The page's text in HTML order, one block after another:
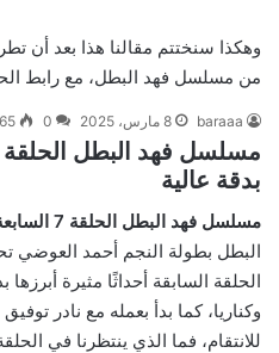
من مسلسل فهد البطل، مع رابط
baraaa 8 مارس، 2025 0
65
بدقة عالية
مسلسل فهد البطل الحلقة 7 السابعة
البطل بطولة النجم أحمد العوضي
الحلقة السابقة أحداثًا مثيرة
وكناريا، كما بدأ بعمله مع نادر
للانتقام، فما الذي ينتظرنا في